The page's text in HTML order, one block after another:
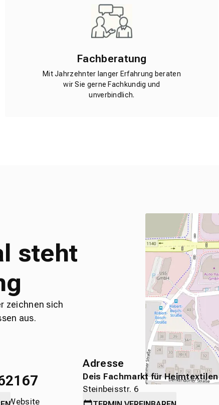
Fachberatung
Mit Jahrzehnter langer Erfahrung beraten
wir Sie gerne Fachkundig und
unverbindlich.
steht
zeichnen sich
aus.
Website
Adresse
Deis Fachmarkt für Heimtextilen
Steinbeisstr. 6
71636 Ludwigsburg